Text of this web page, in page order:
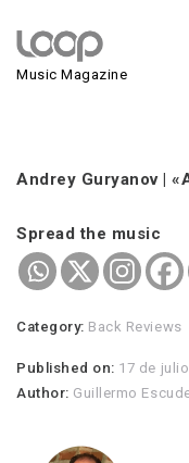
Music Magazine
Andrey
Andrey Guryanov |
Spread the music
Category: Back Reviews
Published on: 17 de
Author: Guillermo